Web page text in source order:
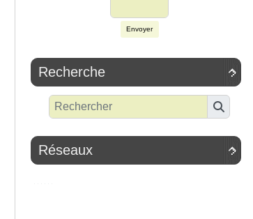
Envoyer

Recherche

Réseaux